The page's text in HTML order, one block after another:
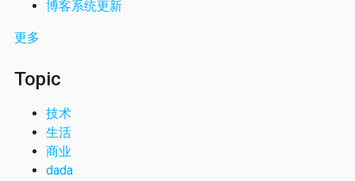
博客系统更新
更多
Topic
技术
生活
商业
dada